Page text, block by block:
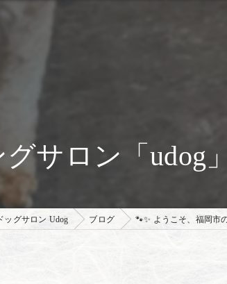
サロン「udog
ッグサロン Udog ブログ 🐾✨ ようこそ、福岡市